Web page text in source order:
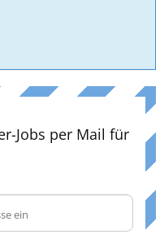
Jobs per Mail für